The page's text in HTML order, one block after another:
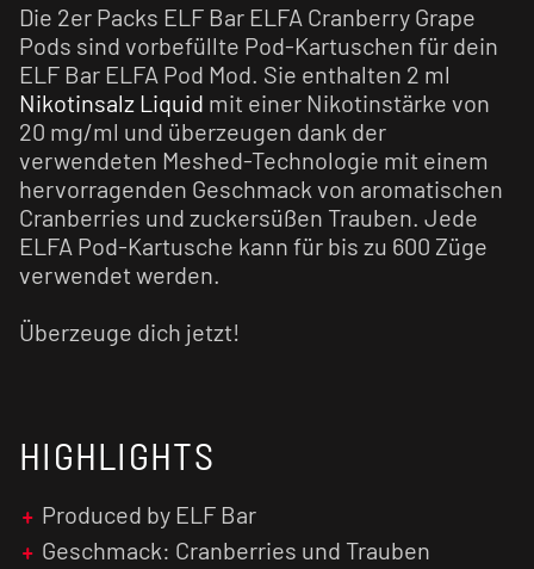
Die 2er Packs ELF Bar ELFA Cranberry Grape
Pods sind vorbefüllte Pod-Kartuschen für dein
ELF Bar ELFA Pod Mod. Sie enthalten 2 ml
Nikotinsalz Liquid mit einer Nikotinstärke von
20 mg/ml und überzeugen dank der
verwendeten Meshed-Technologie mit einem
hervorragenden Geschmack von aromatischen
Cranberries und zuckersüßen Trauben. Jede
ELFA Pod-Kartusche kann für bis zu 600 Züge
verwendet werden.
Überzeuge dich jetzt!
HIGHLIGHTS
Produced by ELF Bar
Geschmack: Cranberries und Trauben